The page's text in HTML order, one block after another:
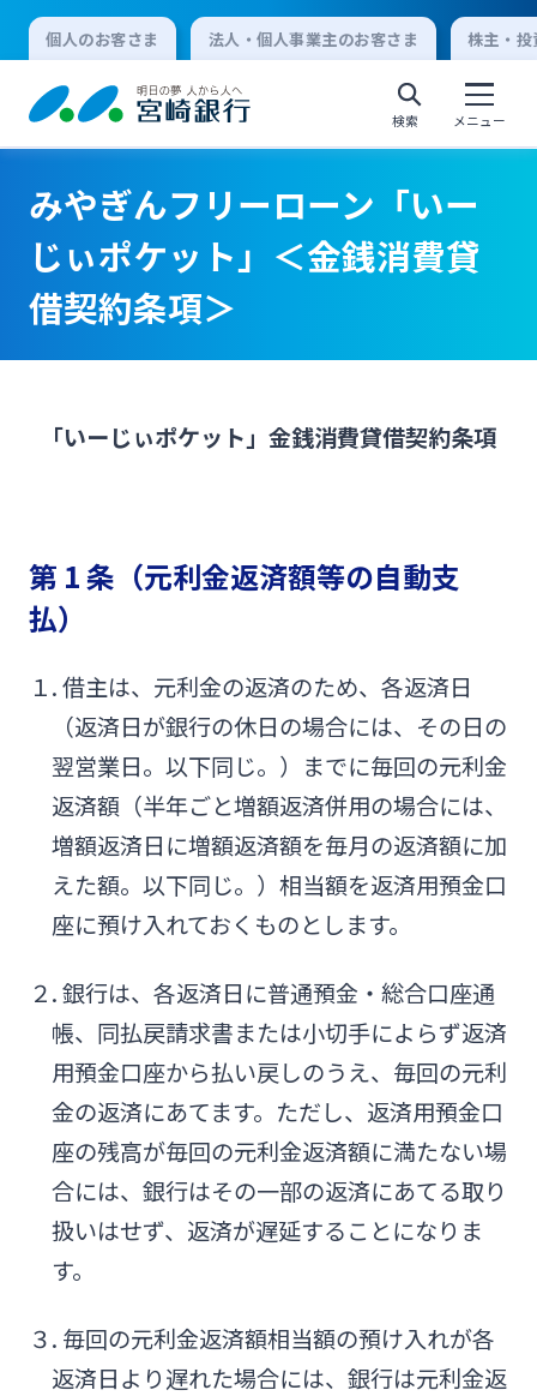
個人のお客さま 法人・個人事業主のお客さま 株主・
検索 メニュー
個人向けインターネットバンキング
ログオン
みやぎんMikatanoシリーズ
よくあるご質問 チャットで相談
English
個人のお客さま
法人・個人事業主のお客さま
株主・投資家の皆さま
宮崎銀行について
ニュースリリース一覧
みやぎんフリーローン「いー
じぃポケット」＜金銭消費貸
借契約条項＞
「いーじぃポケット」金銭消費貸借契約条項
第 1 条（元利金返済額等の自動支
払）
１. 借主は、元利金の返済のため、各返済日
（返済日が銀行の休日の場合には、その日の
翌営業日。以下同じ。）までに毎回の元利金
返済額（半年ごと増額返済併用の場合には、
増額返済日に増額返済額を毎月の返済額に加
えた額。以下同じ。）相当額を返済用預金口
座に預け入れておくものとします。
２. 銀行は、各返済日に普通預金・総合口座通
帳、同払戻請求書または小切手によらず返済
用預金口座から払い戻しのうえ、毎回の元利
金の返済にあてます。ただし、返済用預金口
座の残高が毎回の元利金返済額に満たない場
合には、銀行はその一部の返済にあてる取り
扱いはせず、返済が遅延することになりま
す。
３. 毎回の元利金返済額相当額の預け入れが各
返済日より遅れた場合には、銀行は元利金返